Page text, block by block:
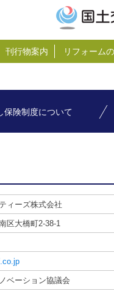
刊行物案内 リフォーム
保険制度について
ィーズ株式会社
区大橋町2-38-1
ベーション協議会